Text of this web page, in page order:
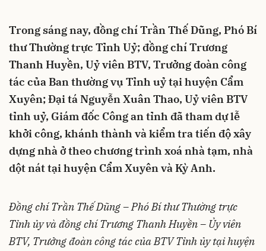
Trong sáng nay, đồng chí Trần Thế Dũng, Phó Bí
thư Thường trực Tỉnh Uỷ; đồng chí Trương
Thanh Huyền, Uỷ viên BTV, Trưởng đoàn công
tác của Ban thường vụ Tỉnh uỷ tại huyện Cẩm
Xuyên; Đại tá Nguyễn Xuân Thao, Uỷ viên BTV
tỉnh uỷ, Giám đốc Công an tỉnh đã tham dự lễ
khởi công, khánh thành và kiểm tra tiến độ xây
dựng nhà ở theo chương trình xoá nhà tạm, nhà
dột nát tại huyện Cẩm Xuyên và Kỳ Anh.
Đồng chí Trần Thế Dũng – Phó Bí thư Thường trực
Tỉnh ủy và đồng chí Trương Thanh Huyền – Ủy viên
BTV, Trưởng đoàn công tác của BTV Tỉnh ủy tại huyện